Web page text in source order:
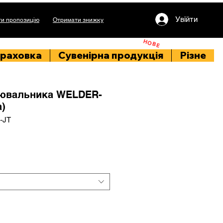
пропозицію Отримати знижку Увійти
НОВЕ
Сувенірна продукція Різне
WELDER-
JT